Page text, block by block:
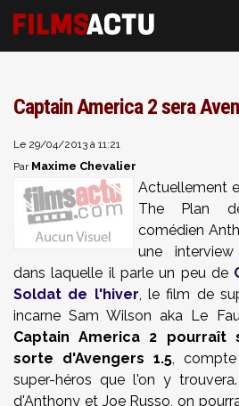
Captain America 2 sera
Le 29/04/2013 à 11:21
Par Maxime Chevalier
Actuellement
The Plan
comédien
une
dans laquelle il parle un peu de
Soldat de l'hiver, le film de
incarne Sam Wilson aka Le
Captain America 2 pourraît
sorte d'Avengers 1.5,
super-héros que l'on y
d'Anthony et Joe Russo, on